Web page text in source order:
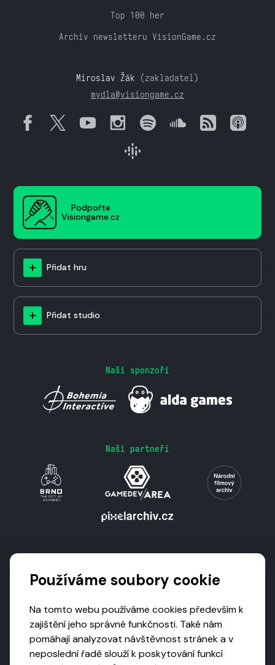
Top 100 her
Archiv newsletteru VisionGame.cz
Miroslav Žák (zakladatel)
mydla@visiongame.cz
Podpořte
Visiongame.cz
Přidat hru
Přidat studio
Naši sponzoři
Naši partneři
Používáme soubory cookie
Na tomto webu používáme cookies především k
zajištění jeho správné funkčnosti. Také nám
pomáhají analyzovat návštěvnost stránek a v
neposlední řadě slouží k poskytování funkcí